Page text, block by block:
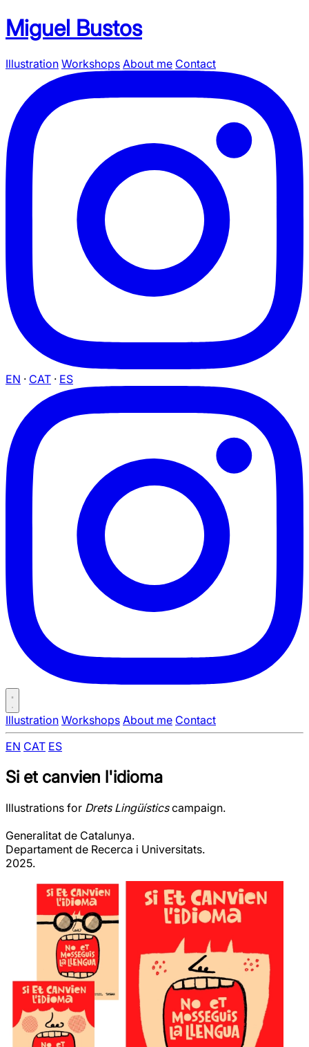
Miguel Bustos
Illustration Workshops About me Contact
EN · CAT · ES
Illustration Workshops About me Contact
EN CAT ES
Si et canvien l'idioma
Illustrations for Drets Lingüísticscampaign.
Generalitat de Catalunya.
Departament de Recerca i Universitats.
2025.